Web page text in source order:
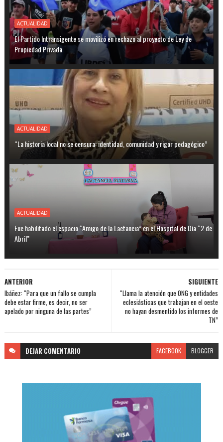
ACTUALIDAD
El Partido Intransigente se movilizó en rechazo al proyecto de Ley de
Propiedad Privada
ACTUALIDAD
“La historia local no se censura: identidad, comunidad y rigor pedagógico”
ACTUALIDAD
Fue habilitado el espacio “Amigo de la Lactancia” en el Hospital de Día “2 de
Abril”
SIGUIENTE
“Llama la atención que ONG y entidades
eclesiásticas que trabajan en el oeste
no hayan desmentido los informes de
TN”
ANTERIOR
Ibáñez: “Para que un fallo se cumpla
debe estar firme, es decir, no ser
apelado por ninguna de las partes”
DEJAR COMENTARIO FACEBOOK BLOGGER